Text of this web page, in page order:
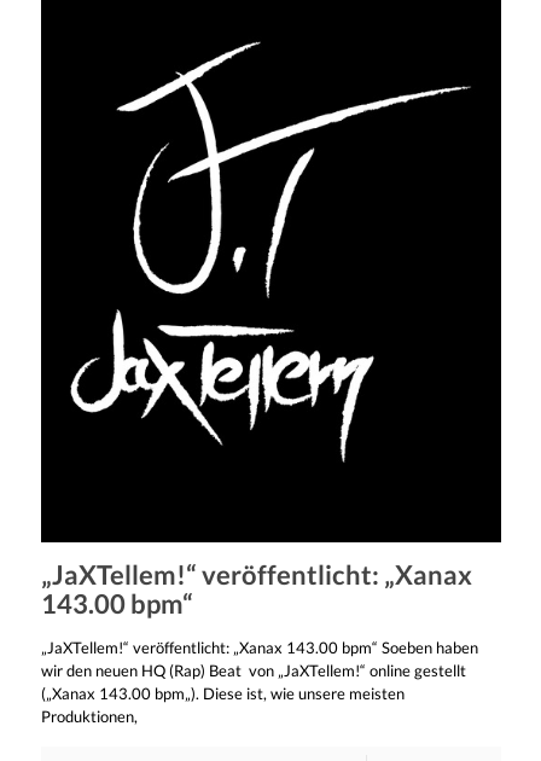
„JaXTellem!“ veröffentlicht: „Xanax
143.00 bpm“
„JaXTellem!“ veröffentlicht: „Xanax 143.00 bpm“ Soeben haben
wir den neuen HQ (Rap) Beat von „JaXTellem!“ online gestellt
(„Xanax 143.00 bpm„). Diese ist, wie unsere meisten
Produktionen,